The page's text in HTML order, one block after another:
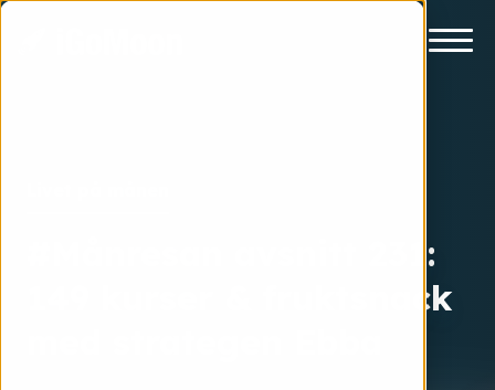
#Månresan avsnitt 231:
149 kurser & fruktsnack